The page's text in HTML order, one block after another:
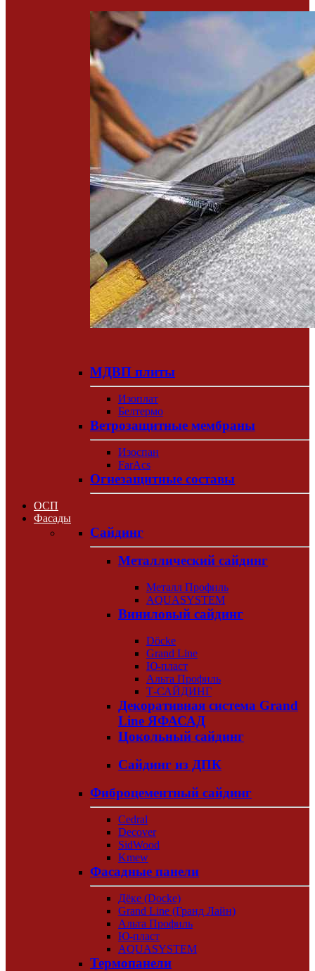
МДВП плиты
Изоплат
Белтермо
Ветрозащитные мембраны
Изоспан
FarAcs
Огнезащитные составы
ОСП
Фасады
Сайдинг
Металлический сайдинг
Металл Профиль
AQUASYSTEM
Виниловый сайдинг
Döcke
Grand Line
Ю-пласт
Альта Профиль
Т-САЙДИНГ
Декоративная система Grand
Line ЯФАСАД
Цокольный сайдинг
Сайдинг из ДПК
Фиброцементный сайдинг
Cedral
Decover
SidWood
Kmew
Фасадные панели
Дёке (Docke)
Grand Line (Гранд Лайн)
Альта Профиль
Ю-пласт
AQUASYSTEM
Термопанели